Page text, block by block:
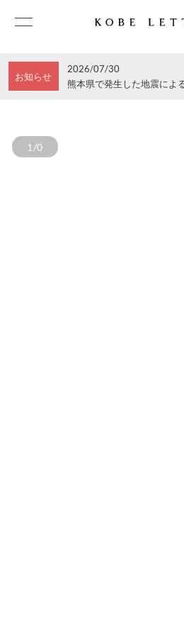
お知らせ
2026/07/30
熊本県で発生した地震によ
1/0